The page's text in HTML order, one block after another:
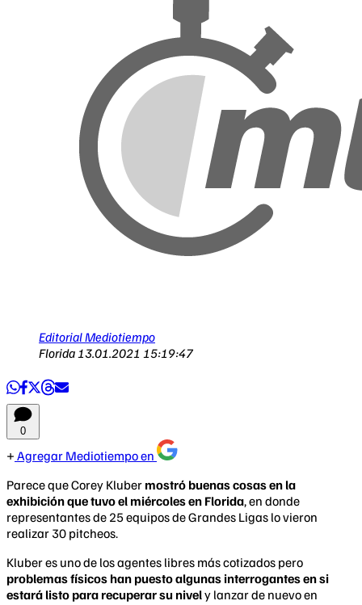
Editorial Mediotiempo
Florida 13.01.2021 15:19:47
0
Agregar Mediotiempo en
Parece que Corey Kluber mostró buenas cosas en la
exhibición que tuvo el miércoles en Florida, en donde
representantes de 25 equipos de Grandes Ligas lo vieron
realizar 30 pitcheos.
Kluber es uno de los agentes libres más cotizados pero
problemas físicos han puesto algunas interrogantes en si
estará listo para recuperar su nively lanzar de nuevo en